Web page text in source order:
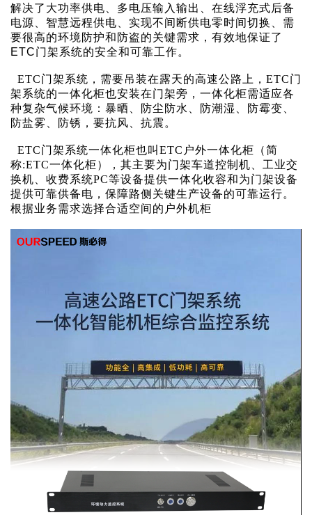
解决了大功率供电、多电压输入输出、在线浮充式后备
电源、智慧远程供电、实现不间断供电零时间切换、需
要很高的环境防护和防盗的关键需求，有效地保证了
ETC门架系统的安全和可靠工作。
ETC门架系统，需要吊装在露天的高速公路上，ETC门
架系统的一体化柜也安装在门架旁，一体化柜需适应各
种复杂气候环境：暴晒、防尘防水、防潮湿、防霉变、
防盐雾、防锈，要抗风、抗震。
ETC门架系统一体化柜也叫ETC户外一体化柜（简
称:ETC一体化柜），其主要为门架车道控制机、工业交
换机、收费系统PC等设备提供一体化收容和为门架设备
提供可靠供备电，保障路侧关键生产设备的可靠运行。
根据业务需求选择合适空间的户外机柜